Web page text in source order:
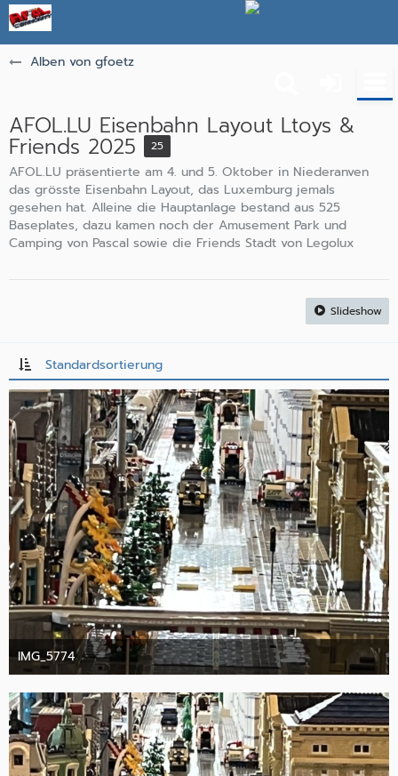
Alben von gfoetz
AFOL.LU Eisenbahn Layout Ltoys &
Friends 2025 25
AFOL.LU präsentierte am 4. und 5. Oktober in Niederanven
das grösste Eisenbahn Layout, das Luxemburg jemals
gesehen hat. Alleine die Hauptanlage bestand aus 525
Baseplates, dazu kamen noch der Amusement Park und
Camping von Pascal sowie die Friends Stadt von Legolux
Slideshow
Standardsortierung
IMG_5774
10. Oktober 2025